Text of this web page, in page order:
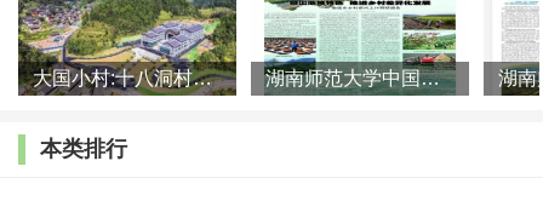
技能、城市体验等）和独特成长（家庭“弱化”、婚育“催
化”、独立依附并存等）三重影响，以致其婚恋模式也深
织、开放保守并存的多元复杂特征。婚恋问题涉及的青
大国小村:十八洞村的现代变迁是一道美丽的风景线 湖南师范大学中国乡村振兴研究院课题组:突出地域特色 推进乡村
本类排行